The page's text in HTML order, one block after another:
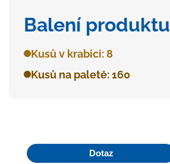
Balení produktu
Kusů v krabici: 8
Kusů na paletě: 160
Dotaz